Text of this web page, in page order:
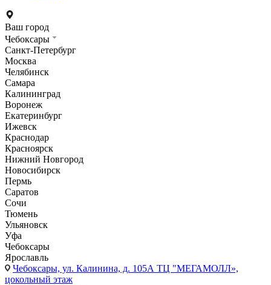
Ваш город
Чебоксары
Санкт-Петербург
Москва
Челябинск
Самара
Калининград
Воронеж
Екатеринбург
Ижевск
Краснодар
Красноярск
Нижний Новгород
Новосибирск
Пермь
Саратов
Сочи
Тюмень
Ульяновск
Уфа
Чебоксары
Ярославль
Чебоксары, ул. Калинина, д. 105А ТЦ "МЕГАМОЛЛ»,
цокольный этаж